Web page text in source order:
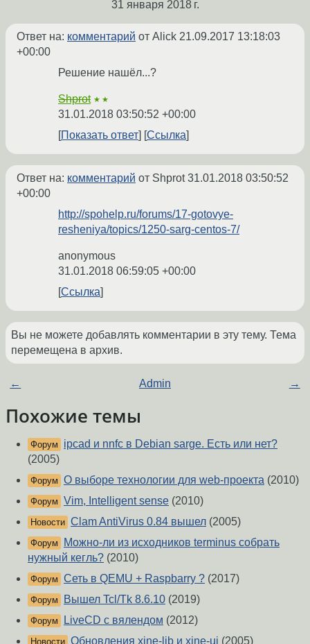
31 января 2018 г.
Ответ на: комментарий от Alick 21.09.2017 13:18:03
+00:00
Решение нашёл...?
Shprot ★★
31.01.2018 03:50:52 +00:00
Показать ответ
Ссылка
Ответ на: комментарий от Shprot31.01.2018 03:50:52
+00:00
http://spohelp.ru/forums/17-gotovye-
resheniya/topics/1250-sarg-centos-7/
anonymous
31.01.2018 06:59:05 +00:00
Ссылка
Вы не можете добавлять комментарии в эту тему. Тема
перемещена в архив.
← Admin →
Похожие темы
Форум
ipcad и nnfc в Debian sarge. Есть или нет?
(2005)
Форум О выборе технологии для web-проекта (2010)
Форум Vim, Intelligent sense (2010)
Новости Clam AntiVirus 0.84 вышел (2005)
Форум
Можно-ли из исходников terminus собрать
нужный кегль? (2010)
Форум Сеть в QEMU + Raspbarry ? (2017)
Форум Вышел Tcl/Tk 8.6.10 (2019)
Форум LiveCD с вялендом (2012)
Новости Обновления xine-lib и xine-ui (2005)